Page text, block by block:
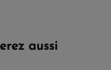
aussi